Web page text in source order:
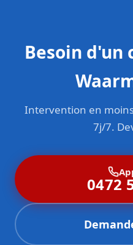
Besoin d'un
Intervention en
7j/7.
0472